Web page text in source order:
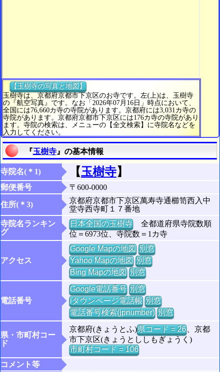
【玉樹寺の写真と地図】
玉樹寺は、京都府京都市下京区のお寺です。左(上)は、玉樹寺
の『航空写真』です。なお「2026年07月16日」時点において、
全国には76,660カ寺の寺院があります。京都府には3,031カ寺の
寺院があります。京都府京都市下京区には176カ寺の寺院があり
ます。寺院の検索は、メニューの【全文検索】に寺院名などを
入力してください。
『玉樹寺 』の基本情報
寺院名(＊1) 【玉樹寺】
郵便番号 〒600-0000
住所(＊3)
京都府京都市下京区萬寿寺通櫛笥西入中
堂寺西寺町１７番地
寺院名ランキン
グ
日本全国の玉樹寺全都道府県寺院数順
位＝6973位、寺院数＝1カ寺
アクセス
Google Mapの地図 別窓
Yahoo Mapの地図 別窓
Bing Mapの地図 別窓
電話番号
Google電話番号 別窓
iタウンページ電話帳 別窓
電話番号検索(jpnumber) 別窓
県・市町村コー
ド
京都府(きょうとふ)県コード = 26、京都
市下京区(きょうとししもぎょうく)
市町村コード = 106
コメント等